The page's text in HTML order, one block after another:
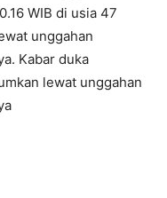
WIB di usia 47
unggahan
Kabar duka
lewat unggahan